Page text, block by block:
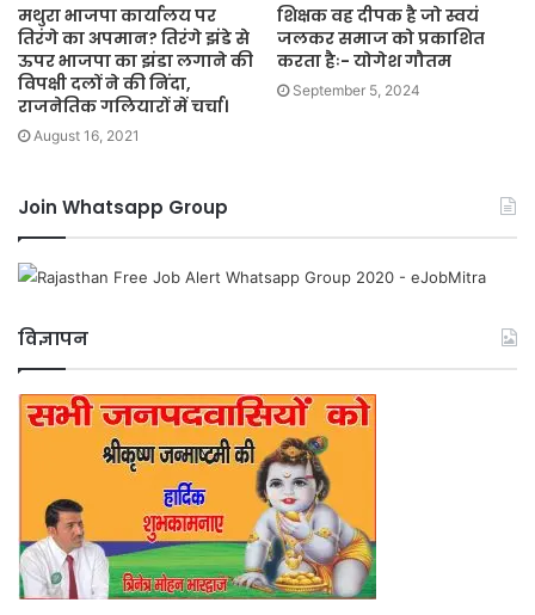
मथुरा भाजपा कार्यालय पर
तिरंगे का अपमान? तिरंगे झंडे से
ऊपर भाजपा का झंडा लगाने की
विपक्षी दलों ने की निंदा,
राजनेतिक गलियारों में चर्चा।
August 16, 2021
शिक्षक वह दीपक है जो स्वयं
जलकर समाज को प्रकाशित
करता हैः- योगेश गौतम
September 5, 2024
Join Whatsapp Group
विज्ञापन